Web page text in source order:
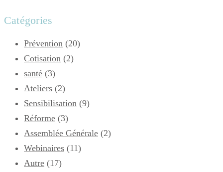
Catégories
Prévention (20)
Cotisation (2)
santé (3)
Ateliers (2)
Sensibilisation (9)
Réforme (3)
Assemblée Générale (2)
Webinaires (11)
Autre (17)